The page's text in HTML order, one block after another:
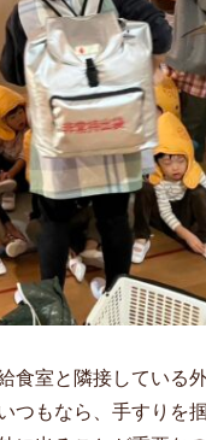
食室と隣接している
つもなら、手すりを